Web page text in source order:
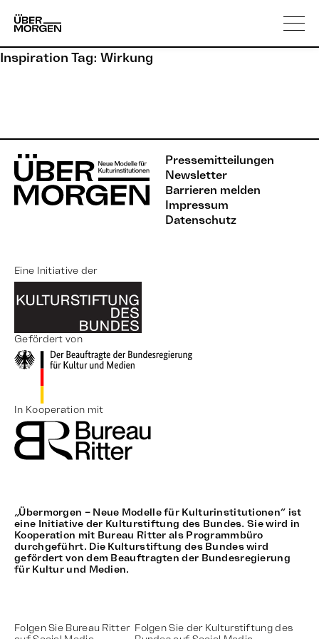
content
Über uns
Inspiration Tag: Wirkung
Pressemitteilungen
Newsletter
Barrieren melden
Impressum
Datenschutz
„Übermorgen – Neue Modelle für Kulturinstitutionen“ ist
eine Initiative der Kulturstiftung des Bundes. Sie wird in
Kooperation mit Bureau Ritter als Programmbüro
durchgeführt. Die Kulturstiftung des Bundes wird
gefördert von dem Beauftragten der Bundesregierung
für Kultur und Medien.
Eine Initiative der
Gefördert von
In Kooperation mit
Folgen Sie Bureau Ritter Folgen Sie der Kulturstiftung des